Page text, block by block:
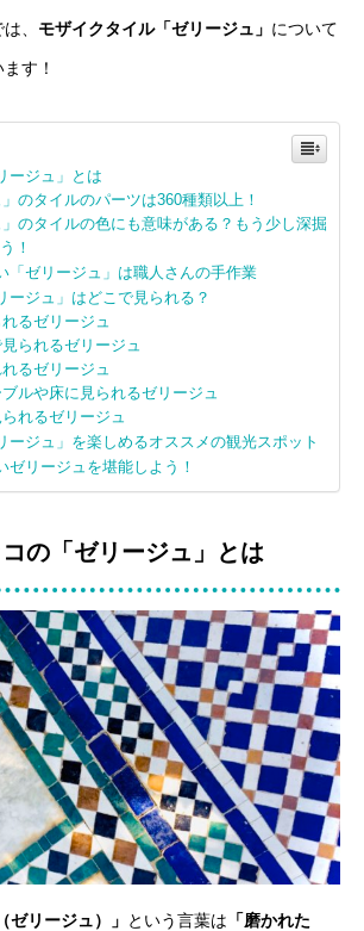
、 モザイクタイル「ゼリージュ」 について
す！
ージュ」とは
」のタイルのパーツは360種類以上！
」のタイルの色にも意味がある？もう少し深掘
！
「ゼリージュ」は職人さんの手作業
ージュ」はどこで見られる？
るゼリージュ
られるゼリージュ
るゼリージュ
ルや床に見られるゼリージュ
れるゼリージュ
ージュ」を楽しめるオススメの観光スポット
ゼリージュを堪能しよう！
の「ゼリージュ」とは
ゼリージュ）」 という言葉は 「磨かれた